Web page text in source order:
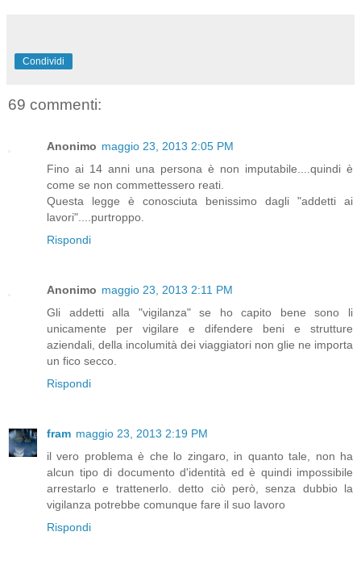
Condividi
69 commenti:
Anonimo maggio 23, 2013 2:05 PM
Fino ai 14 anni una persona è non imputabile....quindi è
come se non commettessero reati.
Questa legge è conosciuta benissimo dagli "addetti ai
lavori"....purtroppo.
Rispondi
Anonimo maggio 23, 2013 2:11 PM
Gli addetti alla "vigilanza" se ho capito bene sono li
unicamente per vigilare e difendere beni e strutture
aziendali, della incolumità dei viaggiatori non glie ne importa
un fico secco.
Rispondi
fram maggio 23, 2013 2:19 PM
il vero problema è che lo zingaro, in quanto tale, non ha
alcun tipo di documento d'identità ed è quindi impossibile
arrestarlo e trattenerlo. detto ciò però, senza dubbio la
vigilanza potrebbe comunque fare il suo lavoro
Rispondi